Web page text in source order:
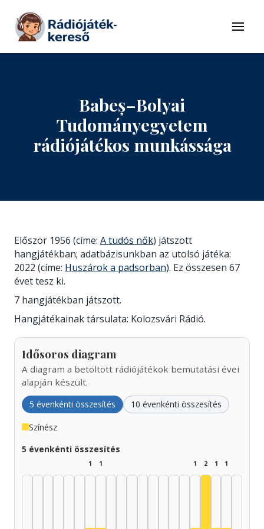
Tovább a tartalomhoz
Menü
Babeș–Bolyai
Tudományegyetem
rádiójátékos munkássága
Először 1956 (címe: A tudós nők) játszott
hangjátékban; adatbázisunkban az utolsó játéka:
2022 (címe: Huszárok a padsorban). Ez összesen 67
évet tesz ki.
7 hangjátékban játszott.
Hangjátékainak társulata: Kolozsvári Rádió.
Idősoros diagram
A diagram a betöltött rádiójátékok bemutatási évei
alapján készült.
5 évenkénti összesítés 10 évenkénti összesítés
Színész
5 évenkénti összesítés
1 1 1 2 1 1